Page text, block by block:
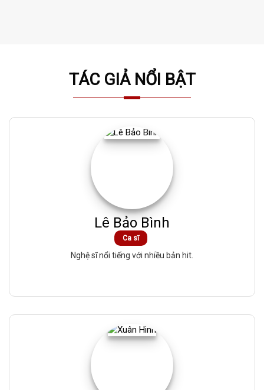
TÁC GIẢ NỔI BẬT
Lê Bảo Bình
Ca sĩ
Nghệ sĩ nổi tiếng với nhiều bản hit.